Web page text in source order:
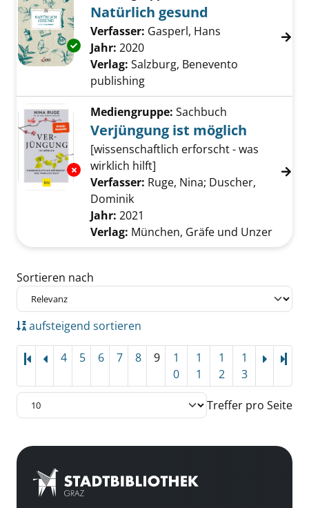
Exemplar-Details von Natürlich gesund
Natürlich gesund
Verfasser: Gasperl, Hans Suche nach
Jahr: 2020
Verlag: Salzburg, Benevento
publishing
Exemplar-Details von Verjüngung ist
Mediengruppe: Sachbuch
Verjüngung ist möglich
[wissenschaftlich erforscht - was
wirklich hilft]
Verfasser: Ruge, Nina; Duscher,
Dominik
Jahr: 2021
Verlag: München, Gräfe und Unzer
Zu den Suchfiltern springen
Sortieren nach
aufsteigend sortieren
4 5 6 7 8 9
1
0
1
1
1
2
1
3
Treffer pro Seite